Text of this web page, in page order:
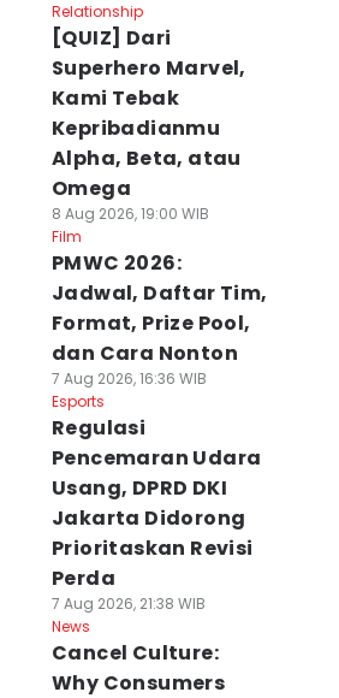
Relationship
[QUIZ] Dari
Superhero Marvel,
Kami Tebak
Kepribadianmu
Alpha, Beta, atau
Omega
8 Aug 2026, 19:00 WIB
Film
PMWC 2026:
Jadwal, Daftar Tim,
Format, Prize Pool,
dan Cara Nonton
7 Aug 2026, 16:36 WIB
Esports
Regulasi
Pencemaran Udara
Usang, DPRD DKI
Jakarta Didorong
Prioritaskan Revisi
Perda
7 Aug 2026, 21:38 WIB
News
Cancel Culture:
Why Consumers